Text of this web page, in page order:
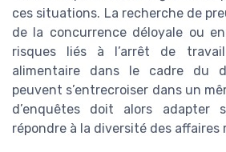
ces situations. La recherche de
de la concurrence déloyale ou
risques liés à l’arrêt de
alimentaire dans le cadre du
peuvent s’entrecroiser dans un
d’enquêtes doit alors adapter
répondre à la diversité des affaires